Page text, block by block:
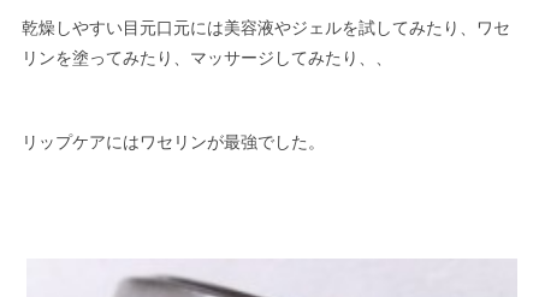
乾燥しやすい目元口元には美容液やジェルを試してみたり、ワセ
リンを塗ってみたり、マッサージしてみたり、、
リップケアにはワセリンが最強でした。